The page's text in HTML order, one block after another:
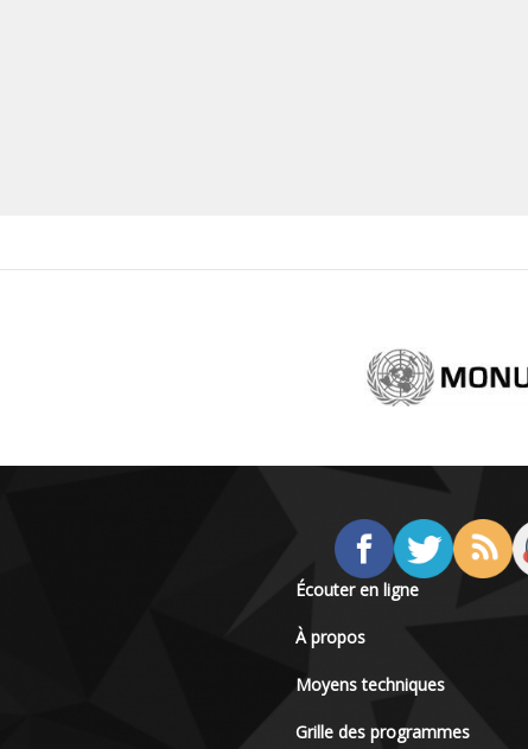
Écouter en ligne
À propos
Moyens techniques
Grille des programmes